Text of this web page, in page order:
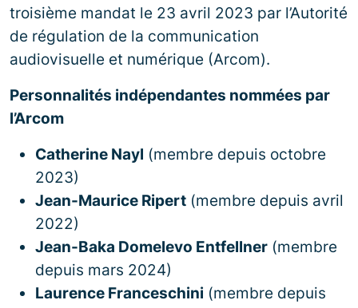
troisième mandat le 23 avril 2023 par l’Autorité
de régulation de la communication
audiovisuelle et numérique (Arcom).
Personnalités indépendantes nommées par
l’Arcom
Catherine Nayl (membre depuis octobre
2023)
Jean-Maurice Ripert (membre depuis avril
2022)
Jean-Baka Domelevo Entfellner (membre
depuis mars 2024)
Laurence Franceschini (membre depuis